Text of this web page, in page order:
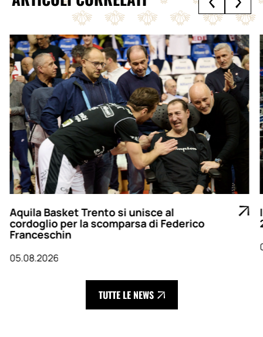
Aquila Basket Trento si unisce al
cordoglio per la scomparsa di Federico
Franceschin
05.08.2026
TUTTE LE NEWS